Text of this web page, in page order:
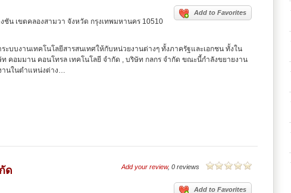
Add to Favorites
ชัน เขตคลองสามวา จังหวัด กรุงเทพมหานคร 10510
บบงานเทคโนโลยีสารสนเทศให้กับหน่วยงานต่างๆ ทั้งภาครัฐและเอกชน ทั้งใน
คอมมาน คอนโทรล เทคโนโลยี จำกัด , บริษัท กลกร จำกัด ขณะนี้กำลังขยายงาน
านในตำแหน่งต่าง…
Add your review, 0 reviews
ด
Add to Favorites